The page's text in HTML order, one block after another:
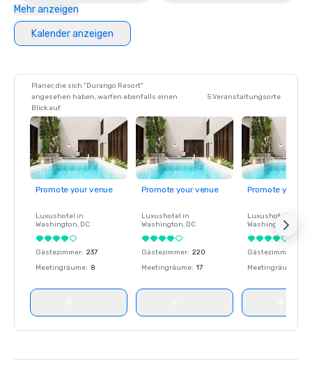
Mehr anzeigen
Kalender anzeigen
Planer, die sich "Durango Resort"
angesehen haben, warfen ebenfalls einen
Blick auf
5 Veranstaltungsorte
Promote your venue
Luxushotel in
Washington, DC
Gästezimmer: 237
Meetingräume: 8
Promote your venue
Luxushotel in
Washington, DC
Gästezimmer: 220
Meetingräume: 17
Promote your
Luxushotel in
Washington
Gästezimmer
Meetingräume